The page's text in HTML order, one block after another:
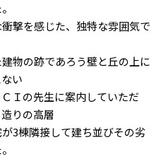
撃を感じた、独特な雰囲気で
物の跡であろう壁と丘の上に
い
Ｉの先生に案内していただ
りの高層
3棟隣接して建ち並びその劣